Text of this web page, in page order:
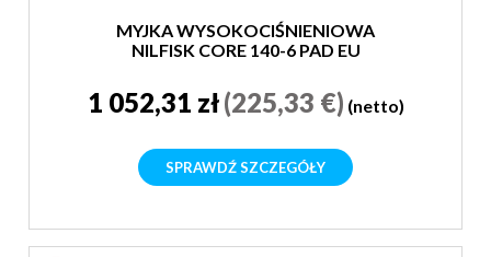
MYJKA WYSOKOCIŚNIENIOWA
NILFISK CORE 140-6 PAD EU
1 052,31 zł(225,33 €) (netto)
SPRAWDŹ SZCZEGÓŁY